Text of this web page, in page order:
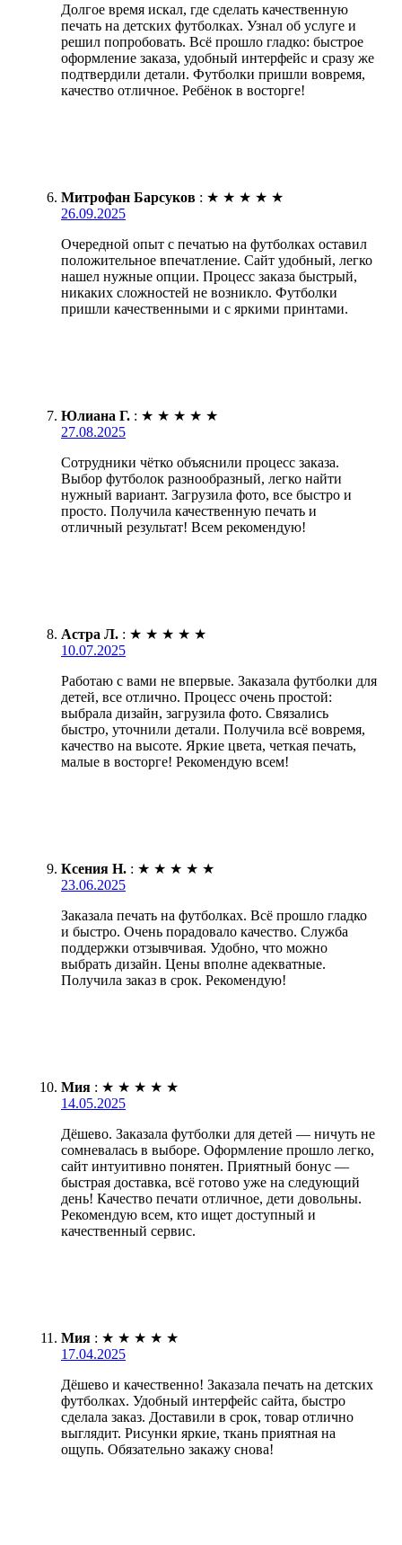
Долгое время искал, где сделать качественную
печать на детских футболках. Узнал об услуге и
решил попробовать. Всё прошло гладко: быстрое
оформление заказа, удобный интерфейс и сразу же
подтвердили детали. Футболки пришли вовремя,
качество отличное. Ребёнок в восторге!
Митрофан Барсуков : ★ ★ ★ ★ ★
26.09.2025
Очередной опыт с печатью на футболках оставил
положительное впечатление. Сайт удобный, легко
нашел нужные опции. Процесс заказа быстрый,
никаких сложностей не возникло. Футболки
пришли качественными и с яркими принтами.
Юлиана Г. : ★ ★ ★ ★ ★
27.08.2025
Сотрудники чётко объяснили процесс заказа.
Выбор футболок разнообразный, легко найти
нужный вариант. Загрузила фото, все быстро и
просто. Получила качественную печать и
отличный результат! Всем рекомендую!
Астра Л. : ★ ★ ★ ★ ★
10.07.2025
Работаю с вами не впервые. Заказала футболки для
детей, все отлично. Процесс очень простой:
выбрала дизайн, загрузила фото. Связались
быстро, уточнили детали. Получила всё вовремя,
качество на высоте. Яркие цвета, четкая печать,
малые в восторге! Рекомендую всем!
Ксения Н. : ★ ★ ★ ★ ★
23.06.2025
Заказала печать на футболках. Всё прошло гладко
и быстро. Очень порадовало качество. Служба
поддержки отзывчивая. Удобно, что можно
выбрать дизайн. Цены вполне адекватные.
Получила заказ в срок. Рекомендую!
Мия : ★ ★ ★ ★ ★
14.05.2025
Дёшево. Заказала футболки для детей — ничуть не
сомневалась в выборе. Оформление прошло легко,
сайт интуитивно понятен. Приятный бонус —
быстрая доставка, всё готово уже на следующий
день! Качество печати отличное, дети довольны.
Рекомендую всем, кто ищет доступный и
качественный сервис.
Мия : ★ ★ ★ ★ ★
17.04.2025
Дёшево и качественно! Заказала печать на детских
футболках. Удобный интерфейс сайта, быстро
сделала заказ. Доставили в срок, товар отлично
выглядит. Рисунки яркие, ткань приятная на
ощупь. Обязательно закажу снова!